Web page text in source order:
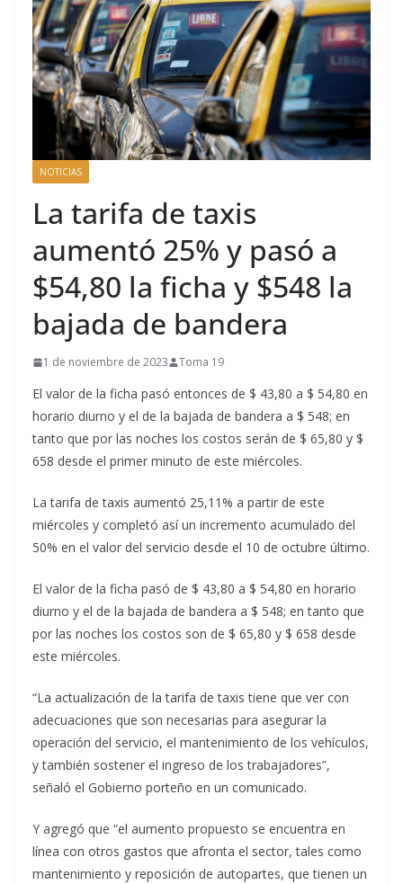
NOTICIAS
La tarifa de taxis
aumentó 25% y pasó a
$54,80 la ficha y $548 la
bajada de bandera
1 de noviembre de 2023 Toma 19
El valor de la ficha pasó entonces de $ 43,80 a $ 54,80 en
horario diurno y el de la bajada de bandera a $ 548; en
tanto que por las noches los costos serán de $ 65,80 y $
658 desde el primer minuto de este miércoles.
La tarifa de taxis aumentó 25,11% a partir de este
miércoles y completó así un incremento acumulado del
50% en el valor del servicio desde el 10 de octubre último.
El valor de la ficha pasó de $ 43,80 a $ 54,80 en horario
diurno y el de la bajada de bandera a $ 548; en tanto que
por las noches los costos son de $ 65,80 y $ 658 desde
este miércoles.
“La actualización de la tarifa de taxis tiene que ver con
adecuaciones que son necesarias para asegurar la
operación del servicio, el mantenimiento de los vehículos,
y también sostener el ingreso de los trabajadores”,
señaló el Gobierno porteño en un comunicado.
Y agregó que “el aumento propuesto se encuentra en
línea con otros gastos que afronta el sector, tales como
mantenimiento y reposición de autopartes, que tienen un